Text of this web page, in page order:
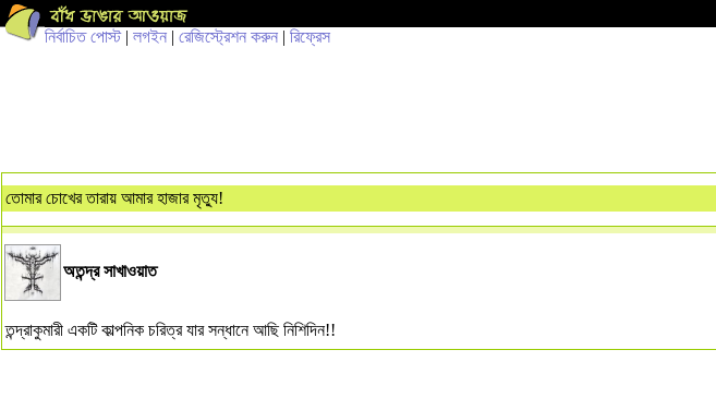
নির্বাচিত পোস্ট| লগইন | রেজিস্ট্রেশন করুন | রিফ্রেস
তোমার চোখের তারায় আমার হাজার মৃত্যু!
অতন্দ্র সাখাওয়াত
তন্দ্রাকুমারী একটি কাল্পনিক চরিত্র যার সন্ধানে আছি নিশিদিন!!